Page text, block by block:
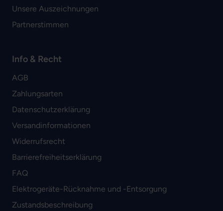
Unsere Auszeichnungen
Partnerstimmen
Info & Recht
AGB
Zahlungsarten
Datenschutzerklärung
Versandinformationen
Widerrufsrecht
Barrierefreiheitserklärung
FAQ
Elektrogeräte-Rücknahme und -Entsorgung
Zustandsbeschreibung